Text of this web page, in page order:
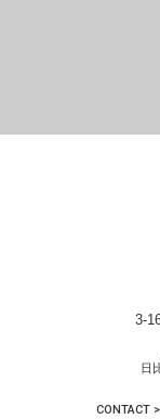
3-
日
CONTACT >